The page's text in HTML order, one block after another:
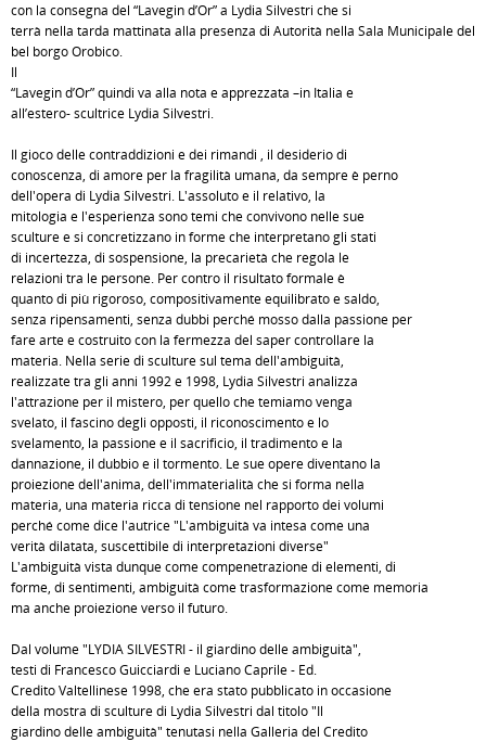
con la consegna del “Lavegin d’Or” a Lydia Silvestri che si
terrà nella tarda mattinata alla presenza di Autorità nella Sala Municipale del
bel borgo Orobico.
Il
“Lavegin d’Or” quindi va alla nota e apprezzata –in Italia e
all’estero- scultrice Lydia Silvestri.
Il gioco delle contraddizioni e dei rimandi , il desiderio di
conoscenza, di amore per la fragilità umana, da sempre è perno
dell'opera di Lydia Silvestri. L'assoluto e il relativo, la
mitologia e l'esperienza sono temi che convivono nelle sue
sculture e si concretizzano in forme che interpretano gli stati
di incertezza, di sospensione, la precarietà che regola le
relazioni tra le persone. Per contro il risultato formale è
quanto di più rigoroso, compositivamente equilibrato e saldo,
senza ripensamenti, senza dubbi perché mosso dalla passione per
fare arte e costruito con la fermezza del saper controllare la
materia. Nella serie di sculture sul tema dell'ambiguità,
realizzate tra gli anni 1992 e 1998, Lydia Silvestri analizza
l'attrazione per il mistero, per quello che temiamo venga
svelato, il fascino degli opposti, il riconoscimento e lo
svelamento, la passione e il sacrificio, il tradimento e la
dannazione, il dubbio e il tormento. Le sue opere diventano la
proiezione dell'anima, dell'immaterialità che si forma nella
materia, una materia ricca di tensione nel rapporto dei volumi
perché come dice l'autrice "L'ambiguità va intesa come una
verità dilatata, suscettibile di interpretazioni diverse"
L'ambiguità vista dunque come compenetrazione di elementi, di
forme, di sentimenti, ambiguità come trasformazione come memoria
ma anche proiezione verso il futuro.
Dal volume "LYDIA SILVESTRI - il giardino delle ambiguità",
testi di Francesco Guicciardi e Luciano Caprile - Ed.
Credito Valtellinese 1998, che era stato pubblicato in occasione
della mostra di sculture di Lydia Silvestri dal titolo "Il
giardino delle ambiguità" tenutasi nella Galleria del Credito